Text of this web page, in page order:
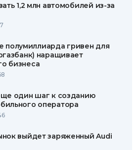
1,2 млн автомобилей из-за
полумиллиарда гривен для
наращивает
бизнеса
один шаг к созданию
оператора
выйдет заряженный Audi